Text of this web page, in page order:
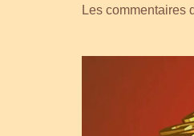
Les commentaires